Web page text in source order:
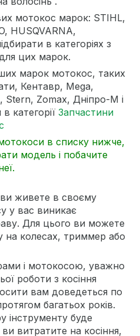
мотокос марок: STIHL,
HUSQVARNA,
в категоріях з
цих марок.
марок мотокос, таких
Кентавр, Mega,
Zomax, Дніпро-М і
категорії Запчастини
в списку нижче,
модель і побачите
живете в своєму
у вас виникає
Для цього ви можете
на колесах, триммер або
і мотокосою, уважно
роботи з косіння
вам доведеться по
багатьох років.
інструменту буде
витратите на косіння,